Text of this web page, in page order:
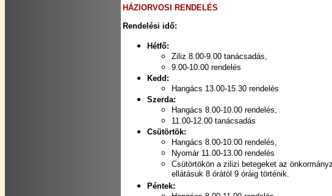
HÁZIORVOSI RENDELÉS
Rendelési idő:
Hétfő:
Ziliz 8.00-9.00 tanácsadás,
9.00-10.00 rendelés
Kedd:
Hangács 13.00-15.30 rendelés
Szerda:
Hangács 8.00-10.00 rendelés,
11.00-12.00 tanácsadás
Csütörtök:
Hangács 8.00-10.00 rendelés,
Nyomár 11.00-13.00 rendelés
Csütörtökön a zilizi betegeket az
ellátásuk 8 órától 9 óráig történik.
Péntek: